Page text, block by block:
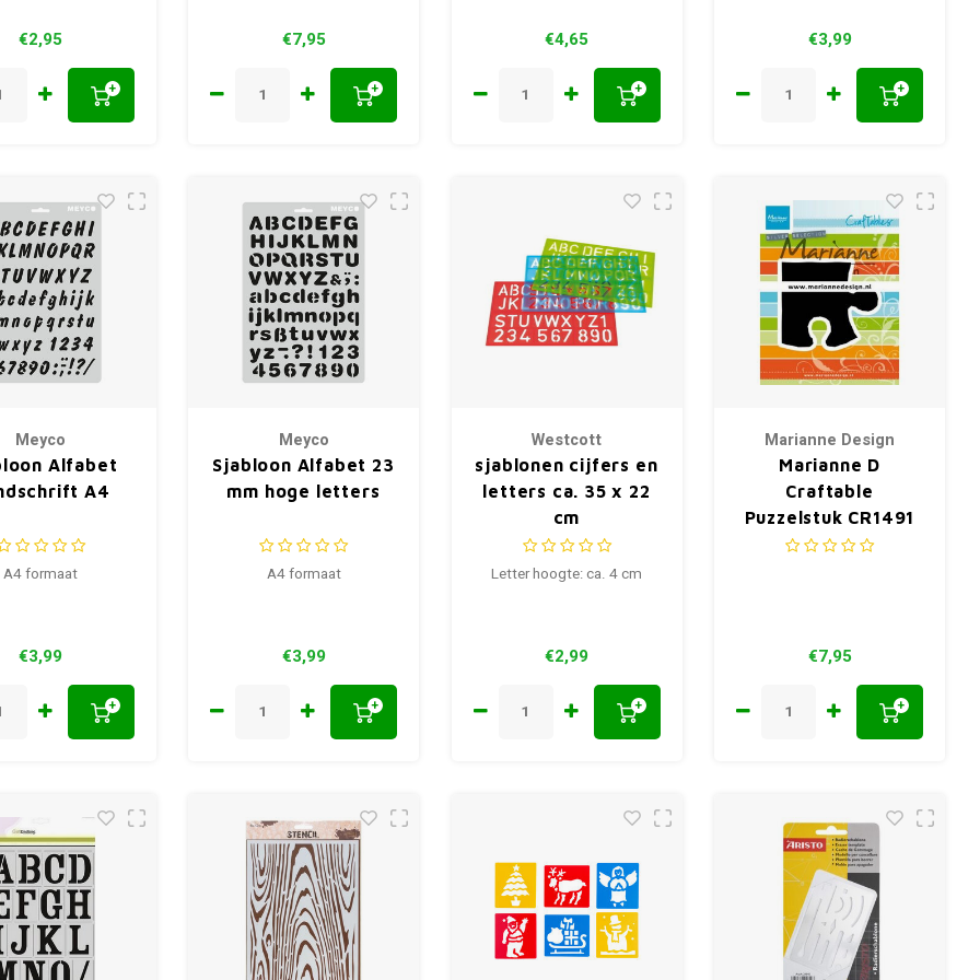
€2,95
+
€7,95
+
€4,65
+
€3,99
+
Meyco
Alfabet
A4
A4 formaat
€3,99
+
Meyco
Sjabloon Alfabet 23
mm hoge letters
A4 formaat
€3,99
+
Westcott
sjablonen cijfers en
letters ca. 35 x 22
cm
Letter hoogte: ca. 4 cm
€2,99
+
Marianne Design
Marianne D
Craftable
Puzzelstuk CR1491
83x73.5 mm
€7,95
+